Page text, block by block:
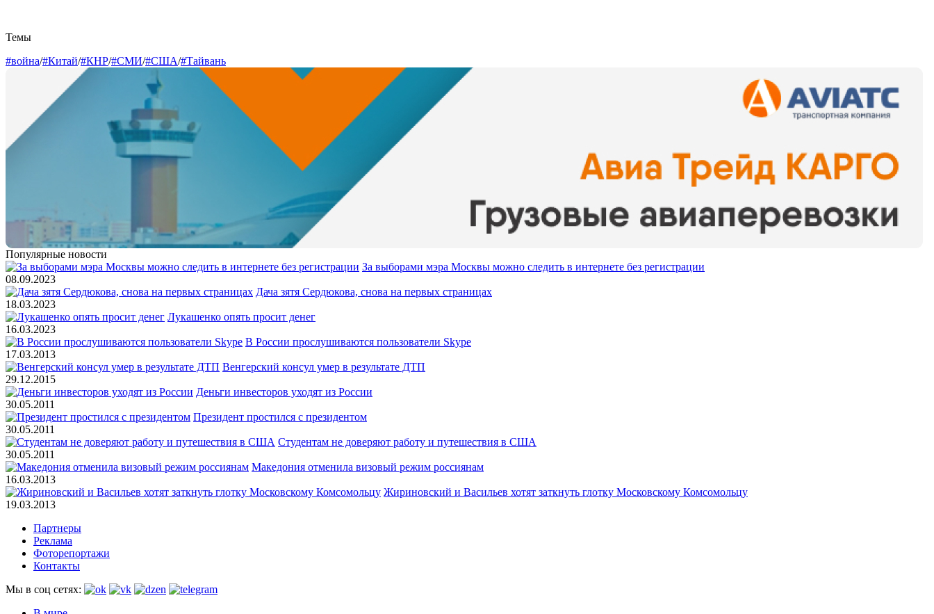
Темы
#война/#Китай/#КНР/#СМИ/#США/#Тайвань
Популярные новости
За выборами мэра Москвы можно следить в интернете без регистрации
08.09.2023
Дача зятя Сердюкова, снова на первых страницах
18.03.2023
Лукашенко опять просит денег
16.03.2023
В России прослушиваются пользователи Skype
17.03.2013
Венгерский консул умер в результате ДТП
29.12.2015
Деньги инвесторов уходят из России
30.05.2011
Президент простился с президентом
30.05.2011
Студентам не доверяют работу и путешествия в США
30.05.2011
Македония отменила визовый режим россиянам
16.03.2013
Жириновский и Васильев хотят заткнуть глотку Московскому Комсомольцу
19.03.2013
Партнеры
Реклама
Фоторепортажи
Контакты
Мы в соц сетях: